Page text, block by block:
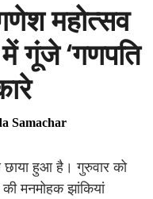
महोत्सव
गूंजे ‘गणपति
Samachar
छाया हुआ है। गुरुवार को
मनमोहक झांकियां